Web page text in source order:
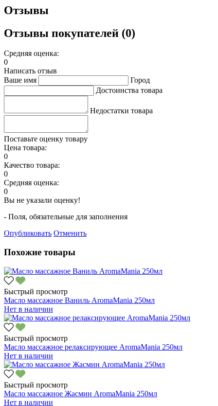
Отзывы
Отзывы покупателей (0)
Средняя оценка:
0
Написать отзыв
Ваше имя
Город
Достоинства товара
Недостатки товара
Поставьте оценку товару
Цена товара:
0
Качество товара:
0
Средняя оценка:
0
Вы не указали оценку!
- Поля, обязательные для заполнения
Опубликовать Отменить
Похожие товары
Быстрый просмотр
Масло массажное Ваниль AromaMania 250мл
Нет в наличии
Быстрый просмотр
Масло массажное релаксирующее AromaMania 250мл
Нет в наличии
Быстрый просмотр
Масло массажное Жасмин AromaMania 250мл
Нет в наличии